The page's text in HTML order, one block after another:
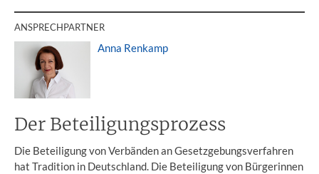
ANSPRECHPARTNER
Anna Renkamp
Der Beteiligungsprozess
Die Beteiligung von Verbänden an Gesetzgebungsverfahren
hat Tradition in Deutschland. Die Beteiligung von Bürgerinnen